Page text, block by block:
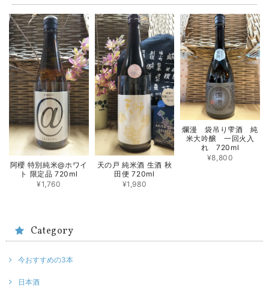
阿櫻 特別純米@ホワイ
ト 限定品 720ml
¥1,760
天の戸 純米酒 生酒 秋
田便 720ml
¥1,980
爛漫 袋吊り雫酒 純
米大吟醸 一回火入
れ 720ml
¥8,800
Category
今おすすめの3本
日本酒